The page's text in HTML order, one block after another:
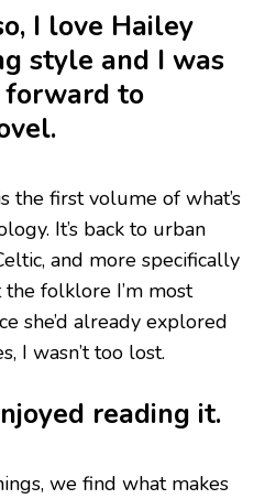
I love Hailey
style and I was
to
the first volume of what’s
It’s back to urban
and more specifically
the folklore I’m most
she’d already explored
I wasn’t too lost.
reading it.
we find what makes